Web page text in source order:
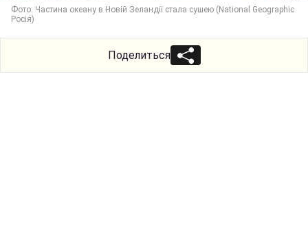
Фото: Частина океану в Новій Зеландії стала сушею (National Geographic
Росія)
Поделиться